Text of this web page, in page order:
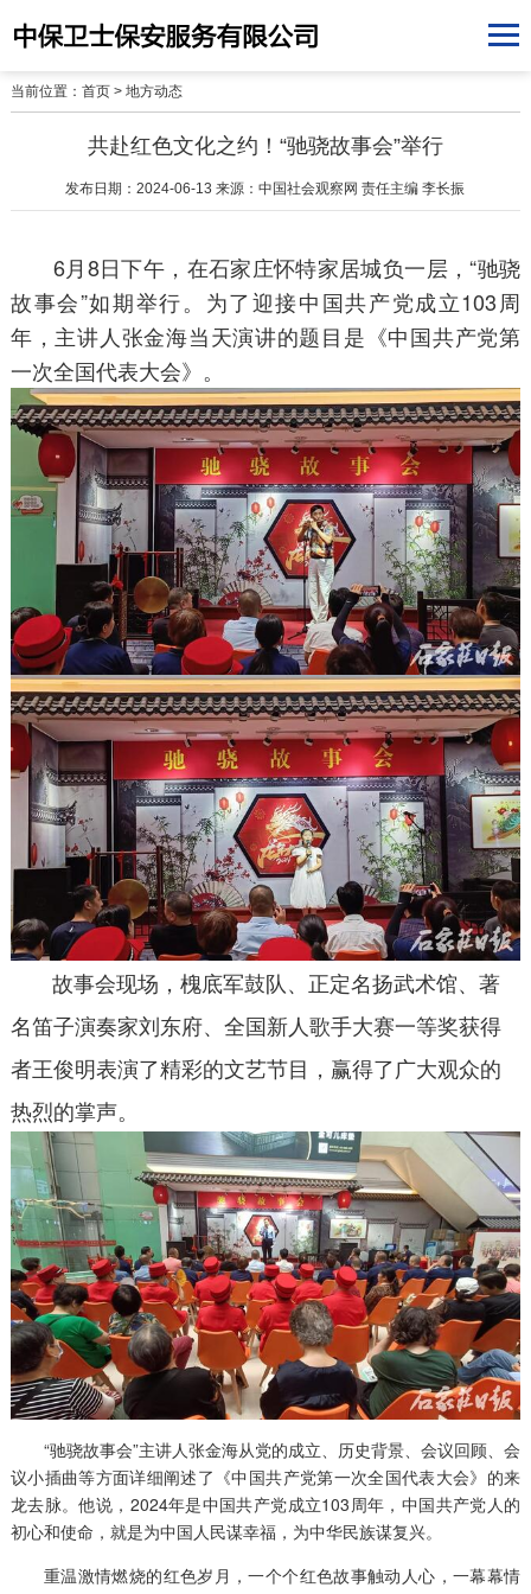
当前位置： 首页> 地方动态
共赴红色文化之约！“驰骁故事会”举行
发布日期：2024-06-13 来源：中国社会观察网 责任主编 李长振
6月8日下午，在石家庄怀特家居城负一层，“驰骁
故事会”如期举行。为了迎接中国共产党成立103周
年，主讲人张金海当天演讲的题目是《中国共产党第
一次全国代表大会》。
故事会现场，槐底军鼓队、正定名扬武术馆、著
名笛子演奏家刘东府、全国新人歌手大赛一等奖获得
者王俊明表演了精彩的文艺节目，赢得了广大观众的
热烈的掌声。
“驰骁故事会”主讲人张金海从党的成立、历史背景、会议回顾、会
议小插曲等方面详细阐述了《中国共产党第一次全国代表大会》的来
龙去脉。他说，2024年是中国共产党成立103周年，中国共产党人的
初心和使命，就是为中国人民谋幸福，为中华民族谋复兴。
重温激情燃烧的红色岁月，一个个红色故事触动人心，一幕幕情